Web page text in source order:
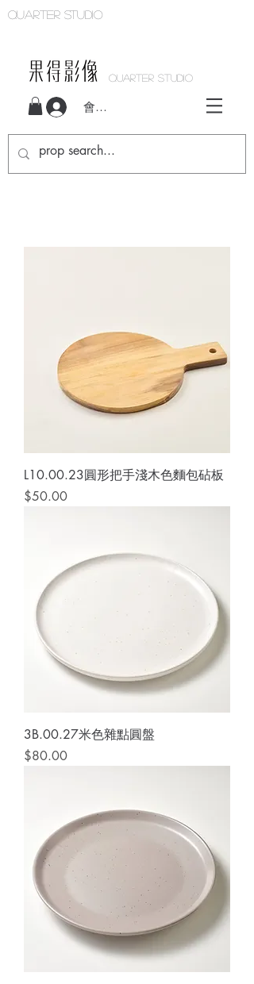
Quarter studio
會員登入
QUARTER STUDIO
L10.00.23圓形把手淺木色麵包砧板
價格
$50.00
3B.00.27米色雜點圓盤
價格
$80.00